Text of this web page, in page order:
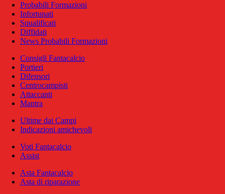
Probabili Formazioni
Infortunati
Squalificati
Diffidati
News Probabili Formazioni
Consigli Fantacalcio
Portieri
Difensori
Centrocampisti
Attaccanti
Mantra
Ultime dai Campi
Indicazioni amichevoli
Voti Fantacalcio
Assist
Asta Fantacalcio
Asta di riparazione